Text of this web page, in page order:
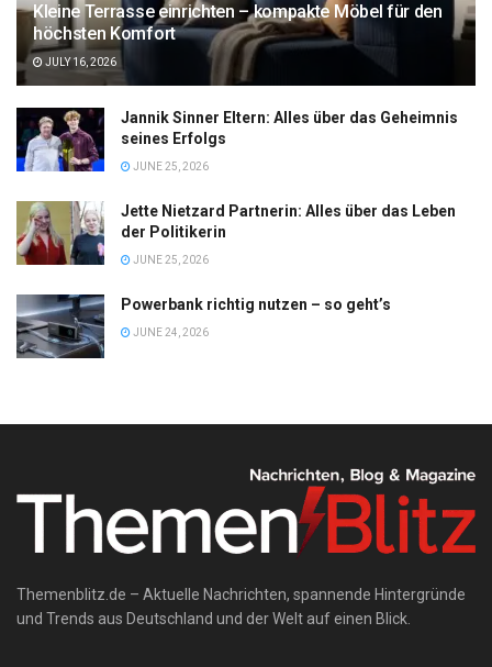
Kleine Terrasse einrichten – kompakte Möbel für den
höchsten Komfort
JULY 16, 2026
Jannik Sinner Eltern: Alles über das Geheimnis
seines Erfolgs
JUNE 25, 2026
Jette Nietzard Partnerin: Alles über das Leben
der Politikerin
JUNE 25, 2026
Powerbank richtig nutzen – so geht’s
JUNE 24, 2026
Themenblitz.de – Aktuelle Nachrichten, spannende Hintergründe
und Trends aus Deutschland und der Welt auf einen Blick.